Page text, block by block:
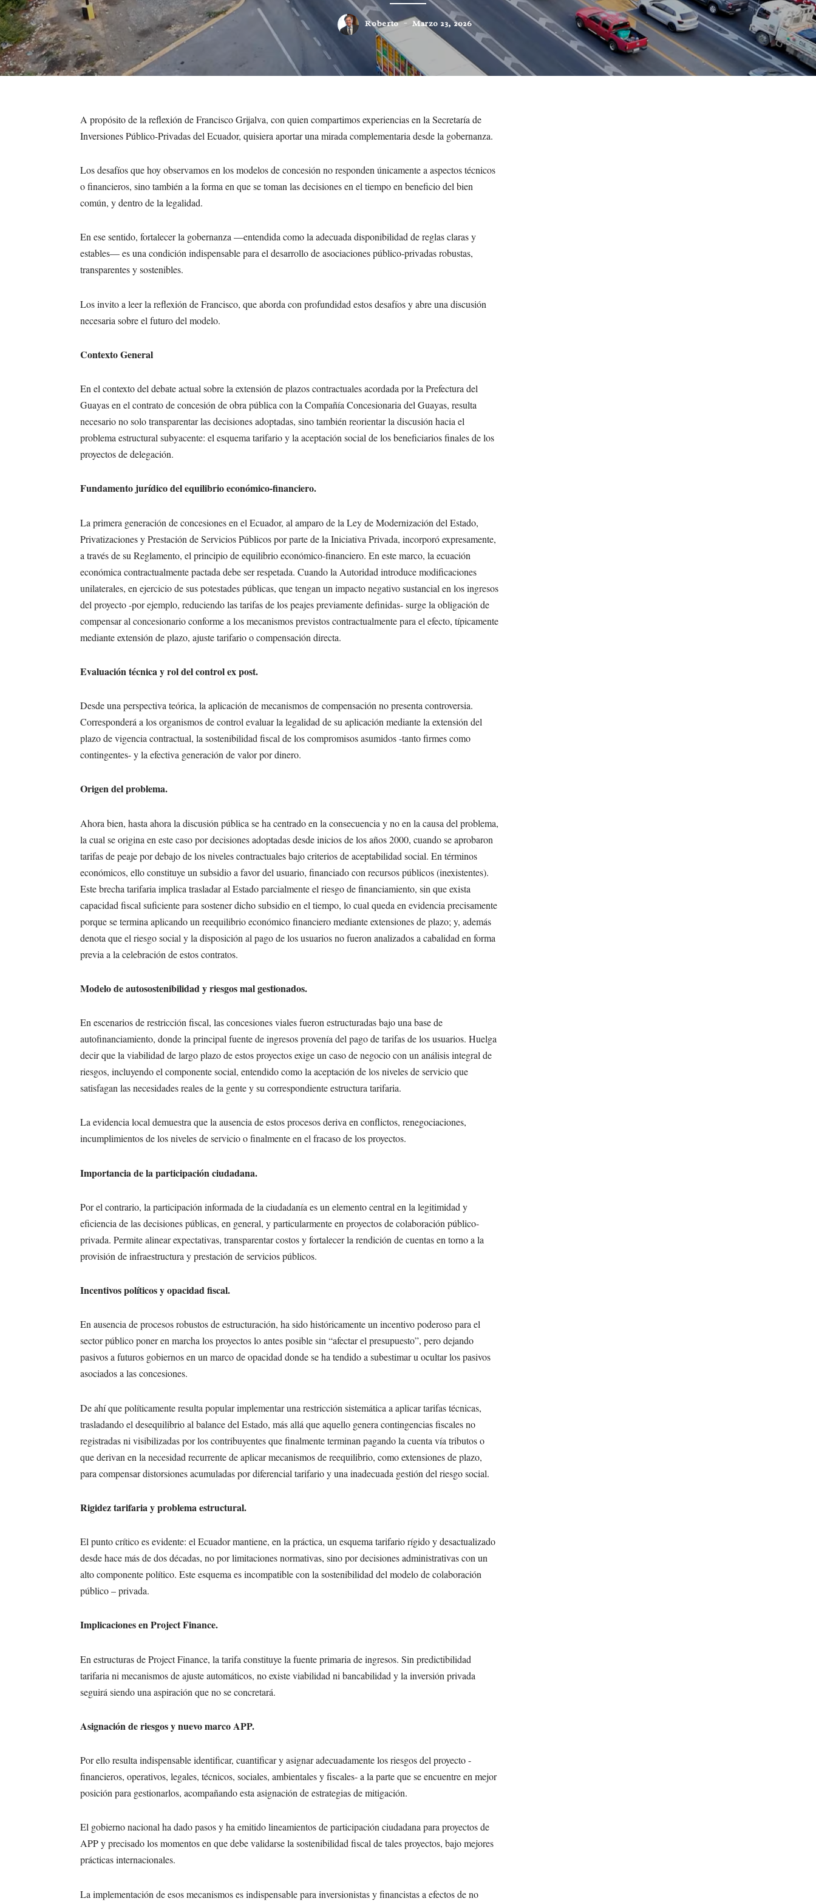
Roberto Marzo 23, 2026
A propósito de la reflexión de Francisco Grijalva, con quien compartimos experiencias en la Secretaría de
Inversiones Público-Privadas del Ecuador, quisiera aportar una mirada complementaria desde la gobernanza.
Los desafíos que hoy observamos en los modelos de concesión no responden únicamente a aspectos técnicos
o financieros, sino también a la forma en que se toman las decisiones en el tiempo en beneficio del bien
común, y dentro de la legalidad.
En ese sentido, fortalecer la gobernanza —entendida como la adecuada disponibilidad de reglas claras y
estables— es una condición indispensable para el desarrollo de asociaciones público-privadas robustas,
transparentes y sostenibles.
Los invito a leer la reflexión de Francisco, que aborda con profundidad estos desafíos y abre una discusión
necesaria sobre el futuro del modelo.
Contexto General
En el contexto del debate actual sobre la extensión de plazos contractuales acordada por la Prefectura del
Guayas en el contrato de concesión de obra pública con la Compañía Concesionaria del Guayas, resulta
necesario no solo transparentar las decisiones adoptadas, sino también reorientar la discusión hacia el
problema estructural subyacente: el esquema tarifario y la aceptación social de los beneficiarios finales de los
proyectos de delegación.
Fundamento jurídico del equilibrio económico-financiero.
La primera generación de concesiones en el Ecuador, al amparo de la Ley de Modernización del Estado,
Privatizaciones y Prestación de Servicios Públicos por parte de la Iniciativa Privada, incorporó expresamente,
a través de su Reglamento, el principio de equilibrio económico-financiero. En este marco, la ecuación
económica contractualmente pactada debe ser respetada. Cuando la Autoridad introduce modificaciones
unilaterales, en ejercicio de sus potestades públicas, que tengan un impacto negativo sustancial en los ingresos
del proyecto -por ejemplo, reduciendo las tarifas de los peajes previamente definidas- surge la obligación de
compensar al concesionario conforme a los mecanismos previstos contractualmente para el efecto, típicamente
mediante extensión de plazo, ajuste tarifario o compensación directa.
Evaluación técnica y rol del control ex post.
Desde una perspectiva teórica, la aplicación de mecanismos de compensación no presenta controversia.
Corresponderá a los organismos de control evaluar la legalidad de su aplicación mediante la extensión del
plazo de vigencia contractual, la sostenibilidad fiscal de los compromisos asumidos -tanto firmes como
contingentes- y la efectiva generación de valor por dinero.
Origen del problema.
Ahora bien, hasta ahora la discusión pública se ha centrado en la consecuencia y no en la causa del problema,
la cual se origina en este caso por decisiones adoptadas desde inicios de los años 2000, cuando se aprobaron
tarifas de peaje por debajo de los niveles contractuales bajo criterios de aceptabilidad social. En términos
económicos, ello constituye un subsidio a favor del usuario, financiado con recursos públicos (inexistentes).
Este brecha tarifaria implica trasladar al Estado parcialmente el riesgo de financiamiento, sin que exista
capacidad fiscal suficiente para sostener dicho subsidio en el tiempo, lo cual queda en evidencia precisamente
porque se termina aplicando un reequilibrio económico financiero mediante extensiones de plazo; y, además
denota que el riesgo social y la disposición al pago de los usuarios no fueron analizados a cabalidad en forma
previa a la celebración de estos contratos.
Modelo de autosostenibilidad y riesgos mal gestionados.
En escenarios de restricción fiscal, las concesiones viales fueron estructuradas bajo una base de
autofinanciamiento, donde la principal fuente de ingresos provenía del pago de tarifas de los usuarios. Huelga
decir que la viabilidad de largo plazo de estos proyectos exige un caso de negocio con un análisis integral de
riesgos, incluyendo el componente social, entendido como la aceptación de los niveles de servicio que
satisfagan las necesidades reales de la gente y su correspondiente estructura tarifaria.
La evidencia local demuestra que la ausencia de estos procesos deriva en conflictos, renegociaciones,
incumplimientos de los niveles de servicio o finalmente en el fracaso de los proyectos.
Importancia de la participación ciudadana.
Por el contrario, la participación informada de la ciudadanía es un elemento central en la legitimidad y
eficiencia de las decisiones públicas, en general, y particularmente en proyectos de colaboración público-
privada. Permite alinear expectativas, transparentar costos y fortalecer la rendición de cuentas en torno a la
provisión de infraestructura y prestación de servicios públicos.
Incentivos políticos y opacidad fiscal.
En ausencia de procesos robustos de estructuración, ha sido históricamente un incentivo poderoso para el
sector público poner en marcha los proyectos lo antes posible sin “afectar el presupuesto”, pero dejando
pasivos a futuros gobiernos en un marco de opacidad donde se ha tendido a subestimar u ocultar los pasivos
asociados a las concesiones.
De ahí que políticamente resulta popular implementar una restricción sistemática a aplicar tarifas técnicas,
trasladando el desequilibrio al balance del Estado, más allá que aquello genera contingencias fiscales no
registradas ni visibilizadas por los contribuyentes que finalmente terminan pagando la cuenta vía tributos o
que derivan en la necesidad recurrente de aplicar mecanismos de reequilibrio, como extensiones de plazo,
para compensar distorsiones acumuladas por diferencial tarifario y una inadecuada gestión del riesgo social.
Rigidez tarifaria y problema estructural.
El punto crítico es evidente: el Ecuador mantiene, en la práctica, un esquema tarifario rígido y desactualizado
desde hace más de dos décadas, no por limitaciones normativas, sino por decisiones administrativas con un
alto componente político. Este esquema es incompatible con la sostenibilidad del modelo de colaboración
público – privada.
Implicaciones en Project Finance.
En estructuras de Project Finance, la tarifa constituye la fuente primaria de ingresos. Sin predictibilidad
tarifaria ni mecanismos de ajuste automáticos, no existe viabilidad ni bancabilidad y la inversión privada
seguirá siendo una aspiración que no se concretará.
Asignación de riesgos y nuevo marco APP.
Por ello resulta indispensable identificar, cuantificar y asignar adecuadamente los riesgos del proyecto -
financieros, operativos, legales, técnicos, sociales, ambientales y fiscales- a la parte que se encuentre en mejor
posición para gestionarlos, acompañando esta asignación de estrategias de mitigación.
El gobierno nacional ha dado pasos y ha emitido lineamientos de participación ciudadana para proyectos de
APP y precisado los momentos en que debe validarse la sostenibilidad fiscal de tales proyectos, bajo mejores
prácticas internacionales.
La implementación de esos mecanismos es indispensable para inversionistas y financistas a efectos de no